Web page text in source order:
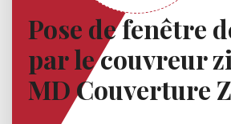
Pose de fenêtre
par le couvreur
MD Couverture